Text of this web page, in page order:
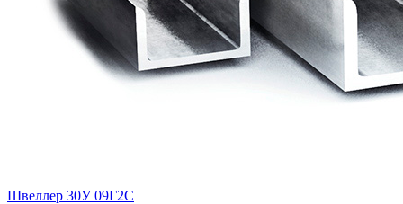
Швеллер 30У 09Г2С